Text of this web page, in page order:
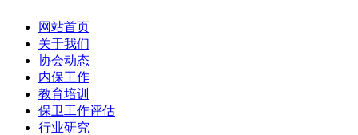
网站首页
关于我们
协会动态
内保工作
教育培训
保卫工作评估
行业研究